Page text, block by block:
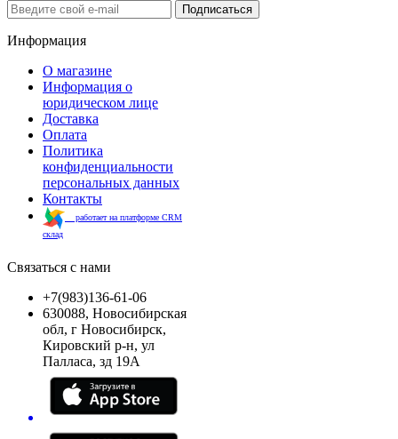
Подписаться
Информация
О магазине
Информация о
юридическом лице
Доставка
Оплата
Политика
конфиденциальности
персональных данных
Контакты
работает на платформе CRM
склад
Связаться с нами
+7(983)136-61-06
630088, Новосибирская
обл, г Новосибирск,
Кировский р-н, ул
Палласа, зд 19А